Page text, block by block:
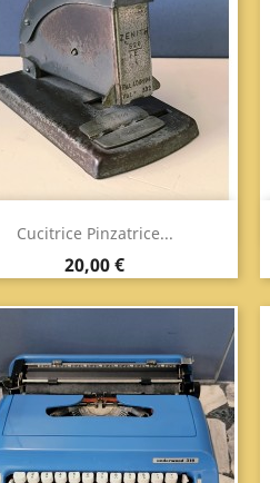
Cucitrice Pinzatrice...
Prezzo
20,00 €
Anteprima